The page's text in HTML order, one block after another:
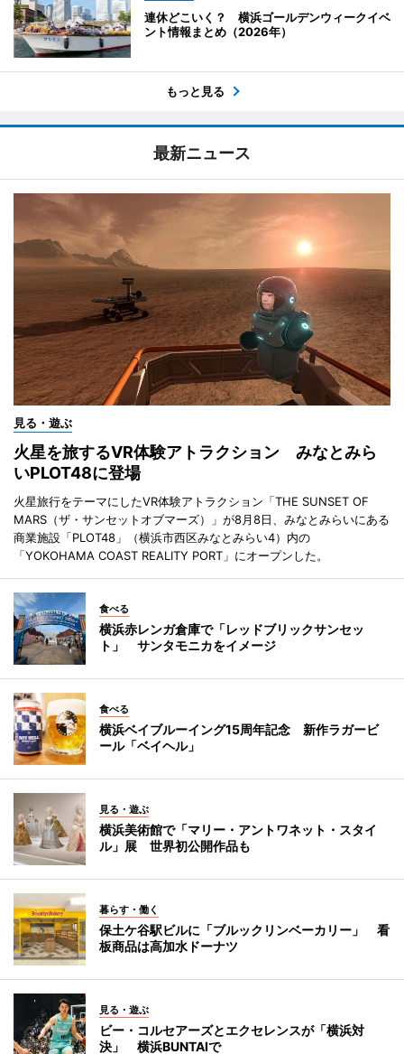
連休どこいく？ 横浜ゴールデンウィークイベ
ント情報まとめ（2026年）
もっと見る
最新ニュース
見る・遊ぶ
火星を旅するVR体験アトラクション みなとみら
いPLOT48に登場
火星旅行をテーマにしたVR体験アトラクション「THE SUNSET OF
MARS（ザ・サンセットオブマーズ）」が8月8日、みなとみらいにある
商業施設「PLOT48」（横浜市西区みなとみらい4）内の
「YOKOHAMA COAST REALITY PORT」にオープンした。
食べる
横浜赤レンガ倉庫で「レッドブリックサンセッ
ト」 サンタモニカをイメージ
食べる
横浜ベイブルーイング15周年記念 新作ラガービ
ール「ベイヘル」
見る・遊ぶ
横浜美術館で「マリー・アントワネット・スタイ
ル」展 世界初公開作品も
暮らす・働く
保土ケ谷駅ビルに「ブルックリンベーカリー」 看
板商品は高加水ドーナツ
見る・遊ぶ
ビー・コルセアーズとエクセレンスが「横浜対
決」 横浜BUNTAIで